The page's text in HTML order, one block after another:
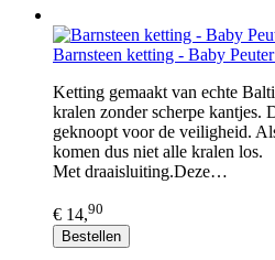
Barnsteen ketting - Baby
Ketting gemaakt van echte
kralen zonder scherpe kantjes.
geknoopt voor de veiligheid.
komen dus niet alle kralen los.
Met draaisluiting.Deze…
€ 14,90
Bestellen